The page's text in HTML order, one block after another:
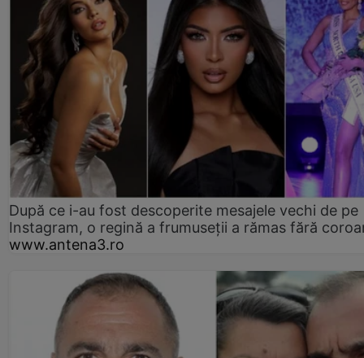
După ce i-au fost descoperite mesajele vechi de pe
Instagram, o regină a frumuseții a rămas fără
www.antena3.ro